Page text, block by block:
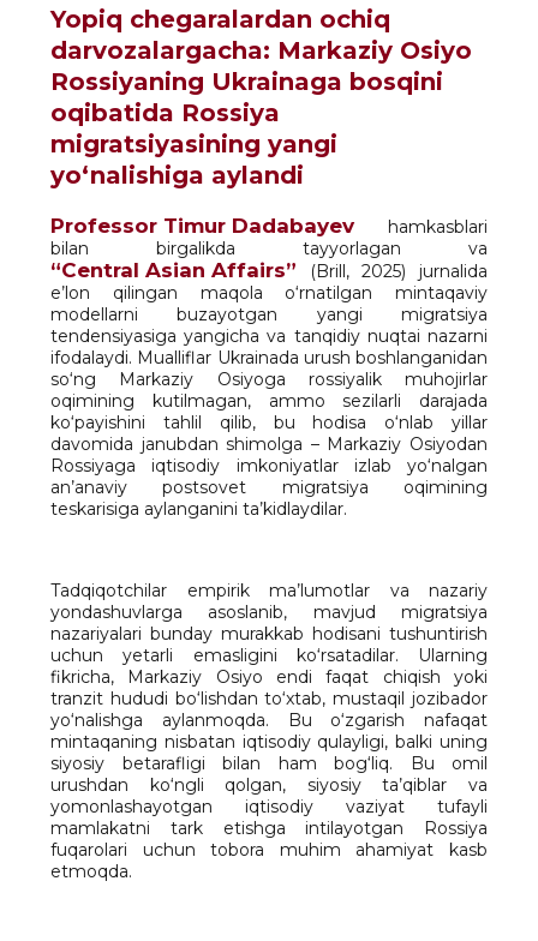
Yopiq chegaralardan ochiq
darvozalargacha: Markaziy Osiyo
Rossiyaning Ukrainaga bosqini
oqibatida Rossiya
migratsiyasining yangi
yo‘nalishiga aylandi
Professor Timur Dadabayev hamkasblari
bilan birgalikda tayyorlagan va
“Central Asian Affairs” (Brill, 2025) jurnalida
e’lon qilingan maqola o‘rnatilgan mintaqaviy
modellarni buzayotgan yangi migratsiya
tendensiyasiga yangicha va tanqidiy nuqtai nazarni
ifodalaydi. Mualliflar Ukrainada urush boshlanganidan
so‘ng Markaziy Osiyoga rossiyalik muhojirlar
oqimining kutilmagan, ammo sezilarli darajada
ko‘payishini tahlil qilib, bu hodisa o‘nlab yillar
davomida janubdan shimolga – Markaziy Osiyodan
Rossiyaga iqtisodiy imkoniyatlar izlab yo‘nalgan
an’anaviy postsovet migratsiya oqimining
teskarisiga aylanganini ta’kidlaydilar.
Tadqiqotchilar empirik ma’lumotlar va nazariy
yondashuvlarga asoslanib, mavjud migratsiya
nazariyalari bunday murakkab hodisani tushuntirish
uchun yetarli emasligini ko‘rsatadilar. Ularning
fikricha, Markaziy Osiyo endi faqat chiqish yoki
tranzit hududi bo‘lishdan to‘xtab, mustaqil jozibador
yo‘nalishga aylanmoqda. Bu o‘zgarish nafaqat
mintaqaning nisbatan iqtisodiy qulayligi, balki uning
siyosiy betarafligi bilan ham bog‘liq. Bu omil
urushdan ko‘ngli qolgan, siyosiy ta’qiblar va
yomonlashayotgan iqtisodiy vaziyat tufayli
mamlakatni tark etishga intilayotgan Rossiya
fuqarolari uchun tobora muhim ahamiyat kasb
etmoqda.